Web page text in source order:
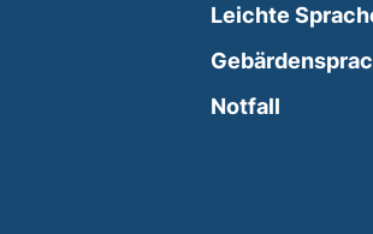
link, opens in a new window)
Leichte
Notfall